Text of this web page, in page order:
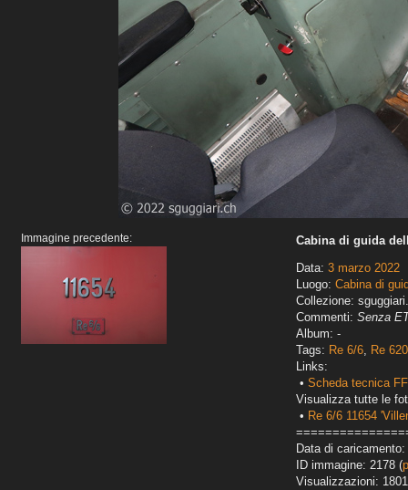
Immagine precedente:
Cabina di guida
Data: 3 marzo 2022
Luogo: Cabina di
Collezione:
Commenti: Senza
Album: -
Tags: Re 6/6, Re 620
Links:
• Scheda tecnica
Visualizza tutte le
• Re 6/6 11654
Data di
ID immagine: 2178 (
Visualizzazioni: 1801